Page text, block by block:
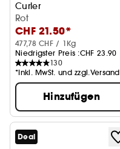
Curler
Wimpernzange
Rot
CHF 21.50*
477,78 CHF / 1Kg
Niedrigster Preis :CHF 23.90
130
*Inkl. MwSt. und zzgl.Versand
Hinzufügen
Deal